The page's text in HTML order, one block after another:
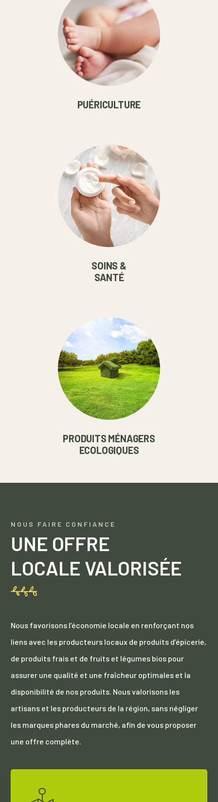
PUÉRICULTURE
SOINS &
SANTÉ
PRODUITS MÉNAGERS
ECOLOGIQUES
NOUS FAIRE CONFIANCE
UNE OFFRE
LOCALE VALORISÉE
Nous favorisons l’économie locale en renforçant nos
liens avec les producteurs locaux de produits d’épicerie,
de produits frais et de fruits et légumes bios pour
assurer une qualité et une fraîcheur optimales et la
disponibilité de nos produits. Nous valorisons les
artisans et les producteurs de la région, sans négliger
les marques phares du marché, afin de vous proposer
une offre complète.